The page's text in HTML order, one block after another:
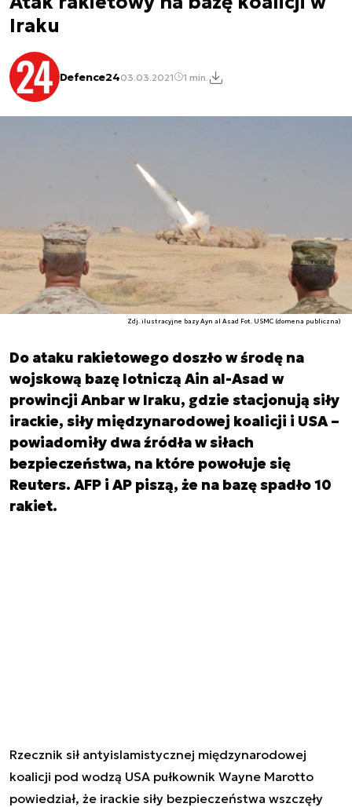
Iraku
Defence2403.03.2021 1 min.
Zdj. ilustracyjne bazy Ayn al Asad Fot. USMC (domena publiczna)
Do ataku rakietowego doszło w środę na
wojskową bazę lotniczą Ain al-Asad w
prowincji Anbar w Iraku, gdzie stacjonują siły
irackie, siły międzynarodowej koalicji i USA –
powiadomiły dwa źródła w siłach
bezpieczeństwa, na które powołuje się
Reuters. AFP i AP piszą, że na bazę spadło 10
rakiet.
Rzecznik sił antyislamistycznej międzynarodowej
koalicji pod wodzą USA pułkownik Wayne Marotto
powiedział, że irackie siły bezpieczeństwa wszczęły